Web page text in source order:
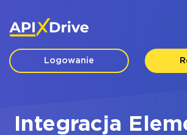
Logowanie
Integracja